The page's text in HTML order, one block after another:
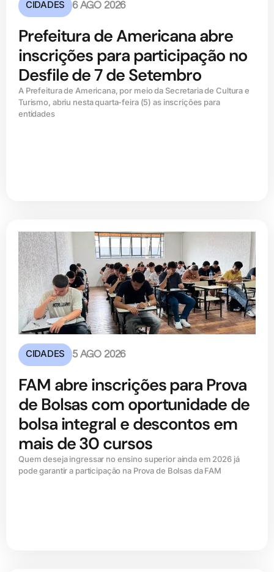
CIDADES 6 AGO 2026
Prefeitura de Americana abre
inscrições para participação no
Desfile de 7 de Setembro
A Prefeitura de Americana, por meio da Secretaria de Cultura e
Turismo, abriu nesta quarta-feira (5) as inscrições para
entidades
CIDADES 5 AGO 2026
FAM abre inscrições para Prova
de Bolsas com oportunidade de
bolsa integral e descontos em
mais de 30 cursos
Quem deseja ingressar no ensino superior ainda em 2026 já
pode garantir a participação na Prova de Bolsas da FAM